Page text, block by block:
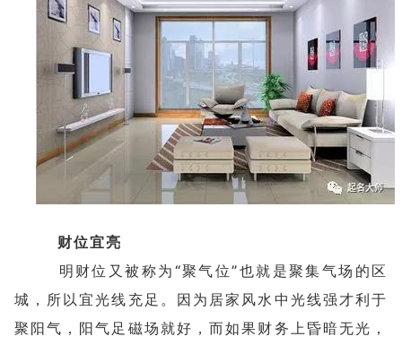
财位宜亮
明财位又被称为“聚气位”也就是聚集气场的区
城，所以宜光线充足。因为居家风水中光线强才利于
聚阳气，阳气足磁场就好，而如果财务上昏暗无光，